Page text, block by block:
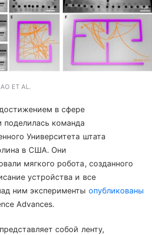
ET AL.
в сфере
поделилась команда
Университета штата
в США. Они
мягкого робота, созданного
устройства и все
ним эксперименты опубликованы
Advances.
собой ленту,